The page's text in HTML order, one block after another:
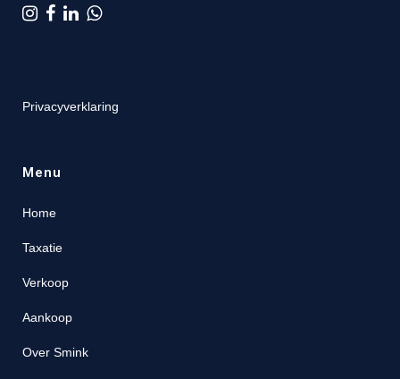
Privacyverklaring
Menu
Home
Taxatie
Verkoop
Aankoop
Over Smink